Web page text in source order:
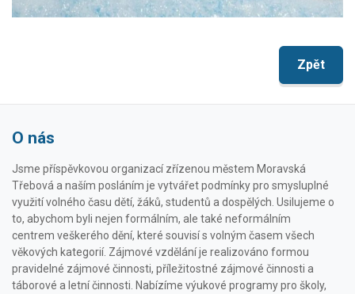
Zpět
O nás
Jsme příspěvkovou organizací zřízenou městem Moravská
Třebová a naším posláním je vytvářet podmínky pro smysluplné
využití volného času dětí, žáků, studentů a dospělých. Usilujeme o
to, abychom byli nejen formálním, ale také neformálním
centrem veškerého dění, které souvisí s volným časem všech
věkových kategorií. Zájmové vzdělání je realizováno formou
pravidelné zájmové činnosti, příležitostné zájmové činnosti a
táborové a letní činnosti. Nabízíme výukové programy pro školy,